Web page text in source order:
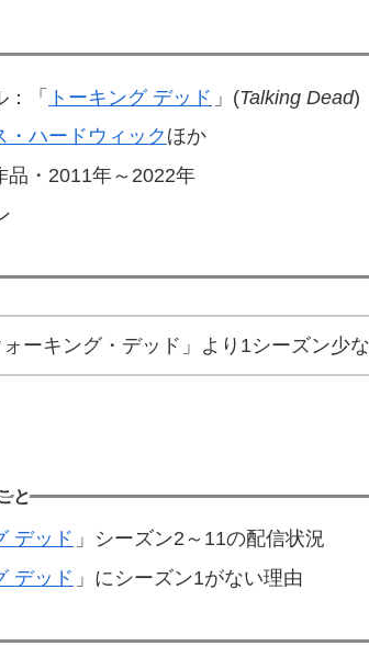
「 トーキング デッド 」(Talking Dead)
・ハードウィック ほか
品・2011年～2022年
ォーキング・デッド」より1シーズン少な
と
デッド 」シーズン2～11の配信状況
デッド 」にシーズン1がない理由